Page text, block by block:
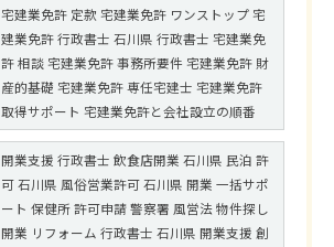
宅建業免許 定款 宅建業免許 ワンストップ 宅
建業免許 行政書士 石川県 行政書士 宅建業免
許 相談 宅建業免許 事務所要件 宅建業免許 財
産的基礎 宅建業免許 専任宅建士 宅建業免許
取得サポート 宅建業免許と会社設立の順番
開業支援 行政書士 飲食店開業 石川県 民泊 許
可 石川県 風俗営業許可 石川県 開業 一括サポ
ート 保健所 許可申請 警察署 風営法 物件探し
開業 リフォーム 行政書士 石川県 開業支援 創